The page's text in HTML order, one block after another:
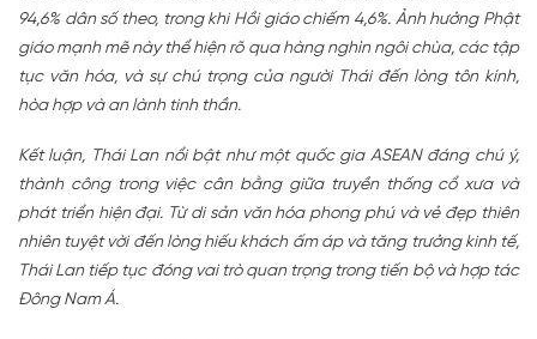
94,6% dân số theo, trong khi Hồi giáo chiếm 4,6%. Ảnh hưởng Phật
giáo mạnh mẽ này thể hiện rõ qua hàng nghìn ngôi chùa, các tập
tục văn hóa, và sự chú trọng của người Thái đến lòng tôn kính,
hòa hợp và an lành tinh thần.
Kết luận, Thái Lan nổi bật như một quốc gia ASEAN đáng chú ý,
thành công trong việc cân bằng giữa truyền thống cổ xưa và
phát triển hiện đại. Từ di sản văn hóa phong phú và vẻ đẹp thiên
nhiên tuyệt vời đến lòng hiếu khách ấm áp và tăng trưởng kinh tế,
Thái Lan tiếp tục đóng vai trò quan trọng trong tiến bộ và hợp tác
Đông Nam Á.